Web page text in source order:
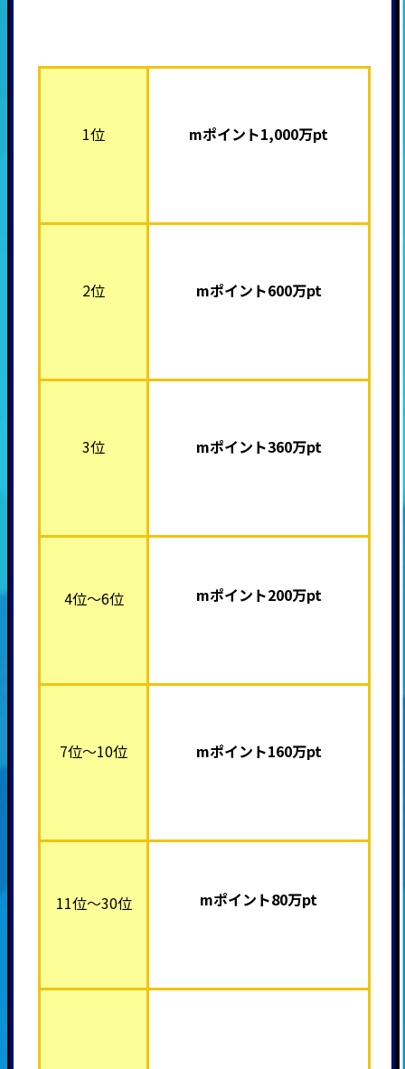
1位 mポイント1,000万pt
2位 mポイント600万pt
3位 mポイント360万pt
4位～6位 mポイント200万pt
7位～10位 mポイント160万pt
11位～30位 mポイント80万pt